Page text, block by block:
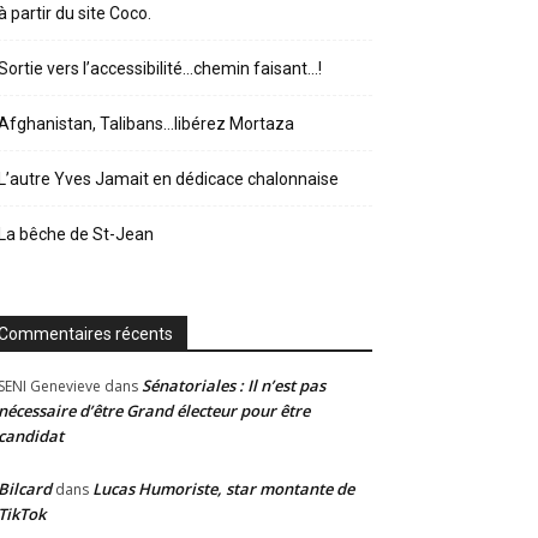
partir du site Coco.
vers l’accessibilité…chemin faisant…!
Talibans…libérez Mortaza
Yves Jamait en dédicace chalonnaise
bêche de St-Jean
récents
Genevieve dansSénatoriales : Il n’est pas
d’être Grand électeur pour être
dans Lucas Humoriste, star montante de